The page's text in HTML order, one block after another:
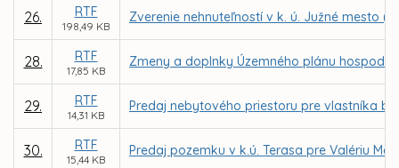
26. RTF
198,49 KB
Zverenie nehnuteľností v k. ú. Južné mesto
28. RTF
17,85 KB
Zmeny a doplnky Územného plánu
29. RTF
14,31 KB
Predaj nebytového priestoru pre vlastníka
30. RTF
15,44 KB
Predaj pozemku v k.ú. Terasa pre Valériu